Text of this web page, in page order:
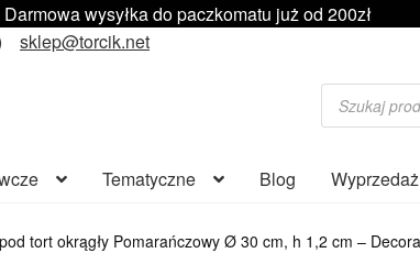
Darmowa wysyłka do paczkomatu już od 200zł
sklep@torcik.net
Wyszukiwarka
produktów
Tematyczne Blog Wyprzedaż
tort okrągły Pomarańczowy Ø 30 cm, h 1,2 cm – Decora